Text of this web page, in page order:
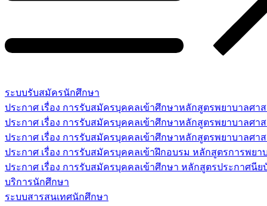
ระบบรับสมัครนักศึกษา
ประกาศ เรื่อง การรับสมัครบุคคลเข้าศึกษาหลักสูตรพยาบาลศ
ประกาศ เรื่อง การรับสมัครบุคคลเข้าศึกษาหลักสูตรพยาบาล
ประกาศ เรื่อง การรับสมัครบุคคลเข้าศึกษาหลักสูตรพยาบาล
ประกาศ เรื่อง การรับสมัครบุคคลเข้าฝึกอบรม หลักสูตรการพย
ประกาศ เรื่อง การรับสมัครบุคคลเข้าศึกษา หลักสูตรประกาศนี
บริการนักศึกษา
ระบบสารสนเทศนักศึกษา